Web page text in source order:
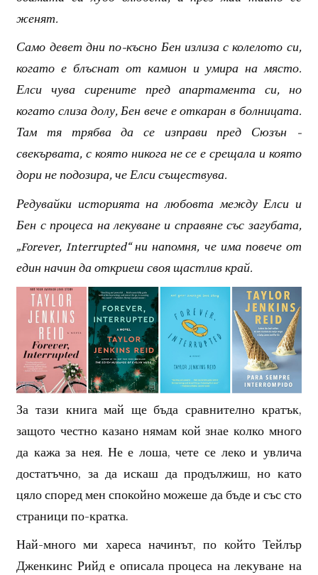
женят.
Само девет дни по-късно Бен излиза с колелото си,
когато е блъснат от камион и умира на място.
Елси чува сирените пред апартамента си, но
когато слиза долу, Бен вече е откаран в болницата.
Там тя трябва да се изправи пред Сюзън -
свекървата, с която никога не се е срещала и която
дори не подозира, че Елси съществува.
Редувайки историята на любовта между Елси и
Бен с процеса на лекуване и справяне със загубата,
„Forever, Interrupted“ ни напомня, че има повече от
един начин да откриеш своя щастлив край.
За тази книга май ще бъда сравнително кратък,
защото честно казано нямам кой знае колко много
да кажа за нея. Не е лоша, чете се леко и увлича
достатъчно, за да искаш да продължиш, но като
цяло според мен спокойно можеше да бъде и със сто
страници по-кратка.
Най-много ми хареса начинът, по който Тейлър
Дженкинс Рийд е описала процеса на лекуване на